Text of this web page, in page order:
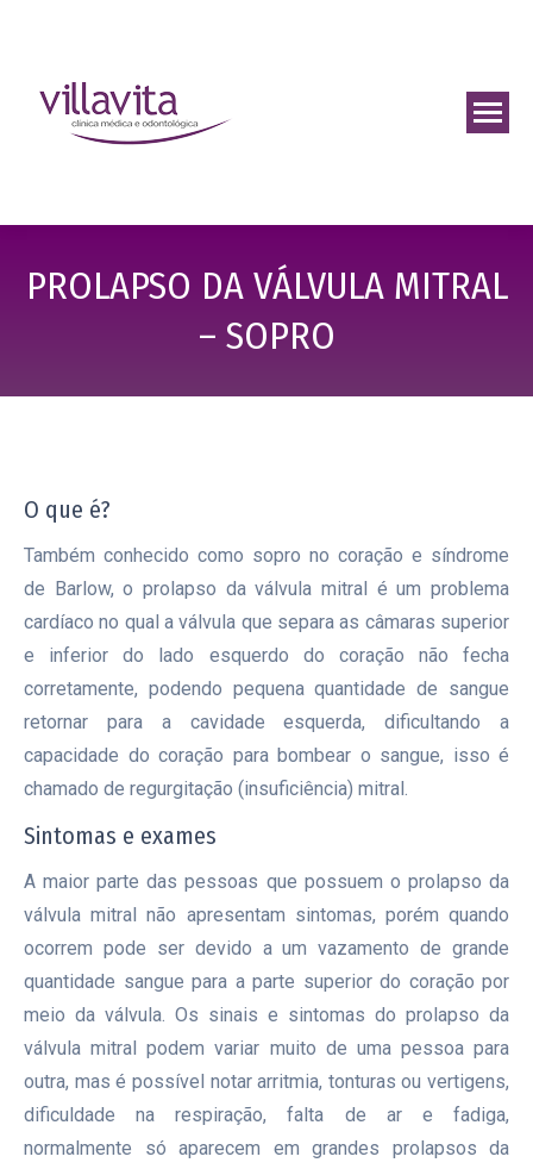
PROLAPSO DA VÁLVULA MITRAL
– SOPRO
O que é?
Também conhecido como sopro no coração e síndrome
de Barlow, o prolapso da válvula mitral é um problema
cardíaco no qual a válvula que separa as câmaras superior
e inferior do lado esquerdo do coração não fecha
corretamente, podendo pequena quantidade de sangue
retornar para a cavidade esquerda, dificultando a
capacidade do coração para bombear o sangue, isso é
chamado de regurgitação (insuficiência) mitral.
Sintomas e exames
A maior parte das pessoas que possuem o prolapso da
válvula mitral não apresentam sintomas, porém quando
ocorrem pode ser devido a um vazamento de grande
quantidade sangue para a parte superior do coração por
meio da válvula. Os sinais e sintomas do prolapso da
válvula mitral podem variar muito de uma pessoa para
outra, mas é possível notar arritmia, tonturas ou vertigens,
dificuldade na respiração, falta de ar e fadiga,
normalmente só aparecem em grandes prolapsos da